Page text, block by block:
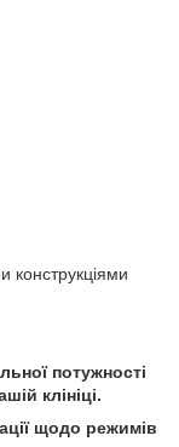
конструкціями
потужності
клініці.
щодо режимів